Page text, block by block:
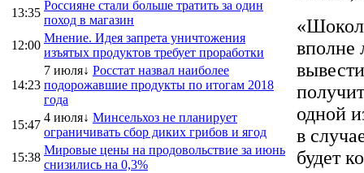
13:35
Россияне стали больше тратить за один
поход в магазин
12:00
Мнение. Идея запрета уничтожения
изъятых продуктов требует проработки
14:23
7 июля↓ Росстат назвал наиболее
подорожавшие продукты по итогам 2018
года
15:47
4 июля↓ Минсельхоз не планирует
ограничивать сбор диких грибов и ягод
15:38
Мировые цены на продовольствие за июнь
снизились на 0,3%
вполне
одной
в
будет